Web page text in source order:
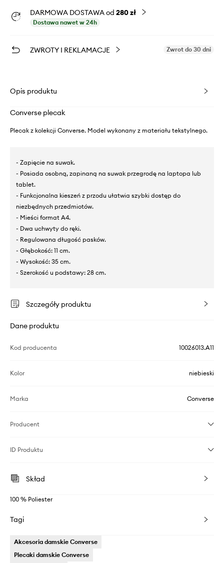
DARMOWA DOSTAWA od 280 zł
Dostawa nawet w 24h
ZWROTY I REKLAMACJE Zwrot do 30 dni
Opis produktu
Converse plecak
Plecak z kolekcji Converse. Model wykonany z materiału tekstylnego.
- Zapięcie na suwak.
- Posiada osobną, zapinaną na suwak przegrodę na laptopa lub
tablet.
- Funkcjonalna kieszeń z przodu ułatwia szybki dostęp do
niezbędnych przedmiotów.
- Mieści format A4.
- Dwa uchwyty do ręki.
- Regulowana długość pasków.
- Głębokość: 11 cm.
- Wysokość: 35 cm.
- Szerokość u podstawy: 28 cm.
Szczegóły produktu
Dane produktu
Kod producenta 10026013.A11
Kolor niebieski
Marka Converse
Producent
ID Produktu
Skład
100 % Poliester
Tagi
Akcesoria damskie Converse
Plecaki damskie Converse